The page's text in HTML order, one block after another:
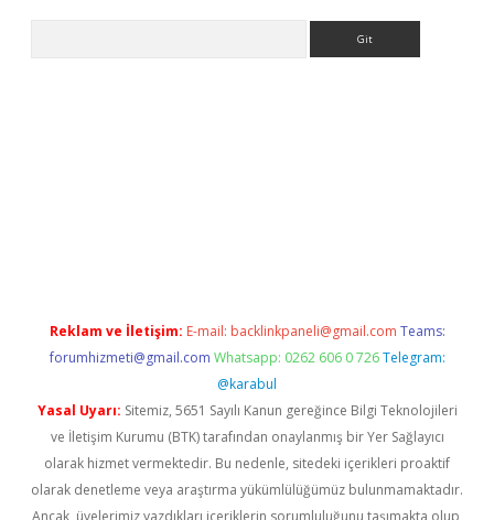
Reklam ve İletişim: E-mail: backlinkpaneli@gmail.com Teams:
forumhizmeti@gmail.com Whatsapp: 0262 606 0 726 Telegram:
@karabul
Yasal Uyarı: Sitemiz, 5651 Sayılı Kanun gereğince Bilgi Teknolojileri
ve İletişim Kurumu (BTK) tarafından onaylanmış bir Yer Sağlayıcı
olarak hizmet vermektedir. Bu nedenle, sitedeki içerikleri proaktif
olarak denetleme veya araştırma yükümlülüğümüz bulunmamaktadır.
Ancak, üyelerimiz yazdıkları içeriklerin sorumluluğunu taşımakta olup,